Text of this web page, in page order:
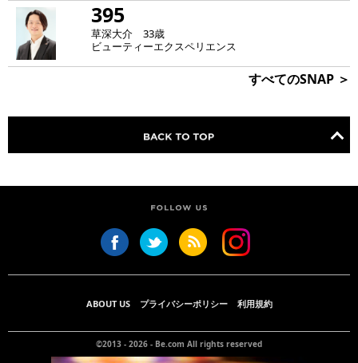
395
草深大介 33歳
ビューティーエクスペリエンス
すべてのSNAP ＞
ABOUT US プライバシーポリシー 利用規約
©2013 - 2026 - Be.com All rights reserved